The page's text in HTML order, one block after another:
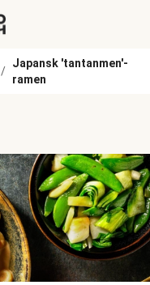
/
Japansk 'tantanmen'-
ramen